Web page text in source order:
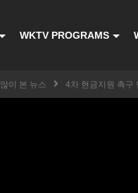
WKTV PROGRAMS
많이 본 뉴스 4차 현금지원 촉구